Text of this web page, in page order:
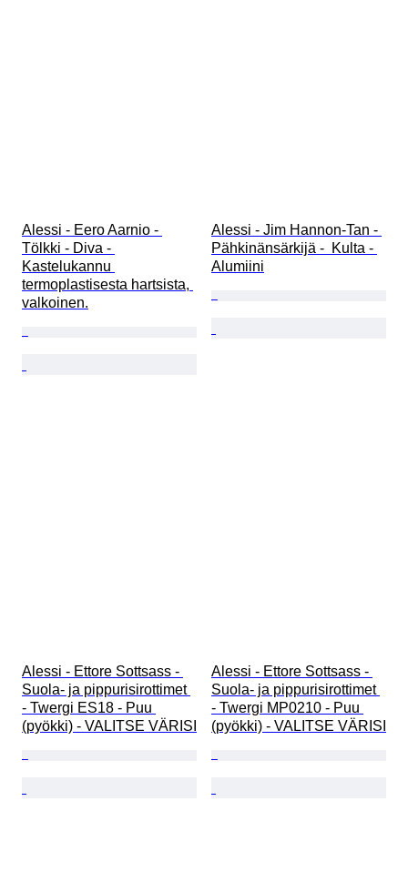
Alessi - Eero Aarnio -
Tölkki - Diva -
Kastelukannu
termoplastisesta hartsista,
valkoinen.
Alessi - Jim Hannon-Tan -
Pähkinänsärkijä -  Kulta -
Alumiini
Alessi - Ettore Sottsass -
Suola- ja pippurisirottimet
- Twergi ES18 - Puu
(pyökki) - VALITSE VÄRISI
Alessi - Ettore Sottsass -
Suola- ja pippurisirottimet
- Twergi MP0210 - Puu
(pyökki) - VALITSE VÄRISI